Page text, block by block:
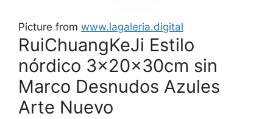
Picture from www.lagaleria.digital
RuiChuangKeJi Estilo
nórdico 3x20x30cm sin
Marco Desnudos Azules
Arte Nuevo